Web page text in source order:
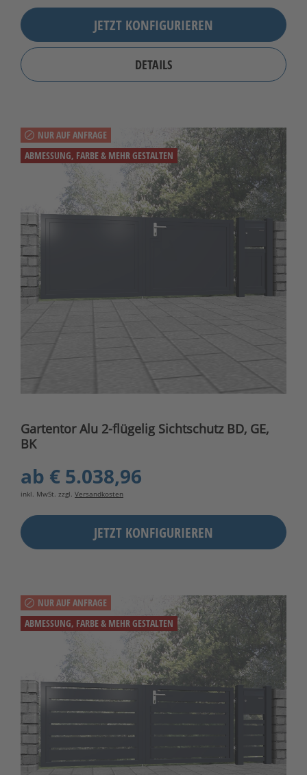
JETZT KONFIGURIEREN
DETAILS
NUR AUF ANFRAGE
ABMESSUNG, FARBE & MEHR GESTALTEN
Gartentor Alu 2-flügelig Sichtschutz BD, GE,
BK
ab € 5.038,96
inkl. MwSt. zzgl. Versandkosten
JETZT KONFIGURIEREN
NUR AUF ANFRAGE
ABMESSUNG, FARBE & MEHR GESTALTEN